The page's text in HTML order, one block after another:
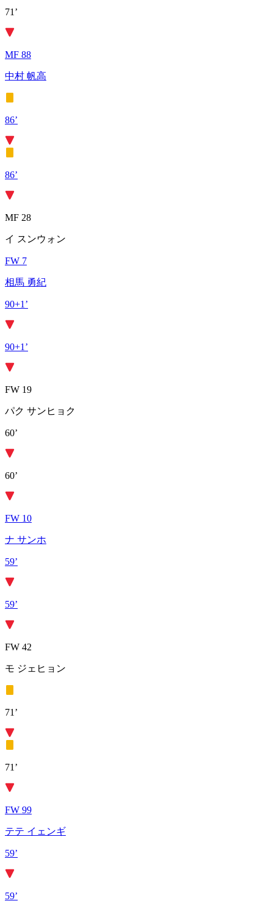
71’
MF 88
中村 帆高
86’
86’
MF 28
イ スンウォン
FW 7
相馬 勇紀
90+1’
90+1’
FW 19
パク サンヒョク
60’
60’
FW 10
ナ サンホ
59’
59’
FW 42
モ ジェヒョン
71’
71’
FW 99
テテ イェンギ
59’
59’